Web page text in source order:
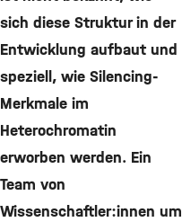
sich diese Struktur in der
Entwicklung aufbaut und
speziell, wie Silencing-
Merkmale im
Heterochromatin
erworben werden. Ein
Team von
Wissenschaftler:innen um